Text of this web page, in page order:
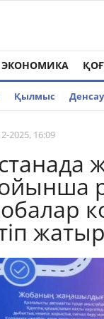
ЭКОНОМИКА
Қылмыс
2025, 16:09
жатыр